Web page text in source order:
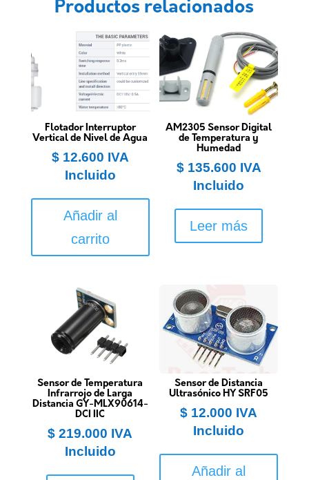
Productos relacionados
Flotador Interruptor
Vertical de Nivel de Agua
$12.600 IVA
Incluido
Añadir al
carrito
AM2305 Sensor Digital
de Temperatura y
Humedad
$135.600 IVA
Incluido
Leer más
Sensor de Temperatura
Infrarrojo de Larga
Distancia GY-MLX90614-
DCI IIC
$ 219.000 IVA
Incluido
Sensor de Distancia
Ultrasónico HY SRF05
$ 12.000 IVA
Incluido
Añadir al